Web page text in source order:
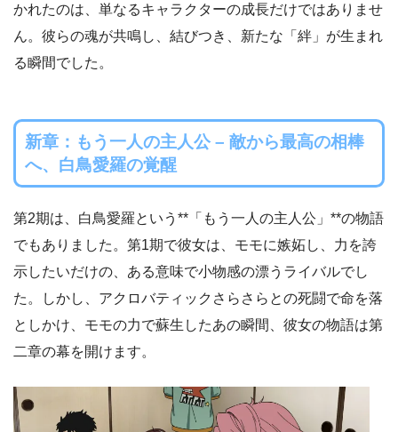
かれたのは、単なるキャラクターの成長だけではありませ
ん。彼らの魂が共鳴し、結びつき、新たな「絆」が生まれ
る瞬間でした。
新章：もう一人の主人公 – 敵から最高の相棒
へ、白鳥愛羅の覚醒
第2期は、白鳥愛羅という**「もう一人の主人公」**の物語
でもありました。第1期で彼女は、モモに嫉妬し、力を誇
示したいだけの、ある意味で小物感の漂うライバルでし
た。しかし、アクロバティックさらさらとの死闘で命を落
としかけ、モモの力で蘇生したあの瞬間、彼女の物語は第
二章の幕を開けます。